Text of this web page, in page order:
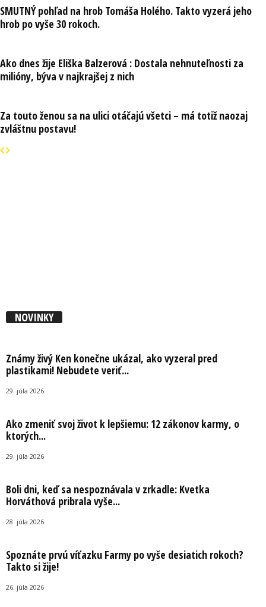
SMUTNÝ pohľad na hrob Tomáša Holého. Takto vyzerá jeho
hrob po vyše 30 rokoch.
Ako dnes žije Eliška Balzerová : Dostala nehnuteľnosti za
milióny, býva v najkrajšej z nich
Za touto ženou sa na ulici otáčajú všetci – má totiž naozaj
zvláštnu postavu!
NOVINKY
Známy živý Ken konečne ukázal, ako vyzeral pred
plastikami! Nebudete veriť...
29. júla 2026
Ako zmeniť svoj život k lepšiemu: 12 zákonov karmy, o
ktorých...
29. júla 2026
Boli dni, keď sa nespoznávala v zrkadle: Kvetka
Horváthová pribrala vyše...
28. júla 2026
Spoznáte prvú víťazku Farmy po vyše desiatich rokoch?
Takto si žije!
26. júla 2026